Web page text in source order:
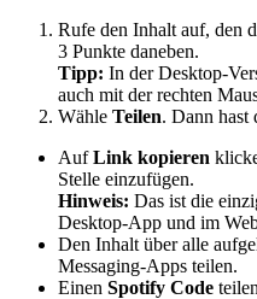
Rufe den Inhalt auf, den
3 Punkte daneben.
Tipp: In der Desktop-
auch mit der rechten
Wähle Teilen. Dann hast
AufLink kopieren
Stelle einzufügen.
Hinweis: Das ist die
Desktop-App und im
Den Inhalt über alle
Messaging-Apps teilen.
Einen Spotify Code